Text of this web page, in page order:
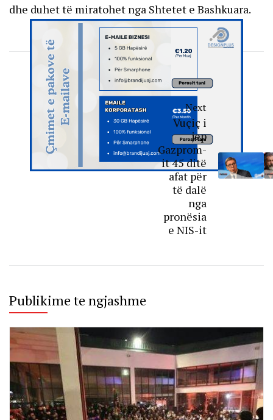
dhe duhet të miratohet nga Shtetet e Bashkuara.
Next
Vuçiç i
jep
Gazprom-
it 45 ditë
afat për
të dalë
nga
pronësia
e NIS-it
Publikime te ngjashme